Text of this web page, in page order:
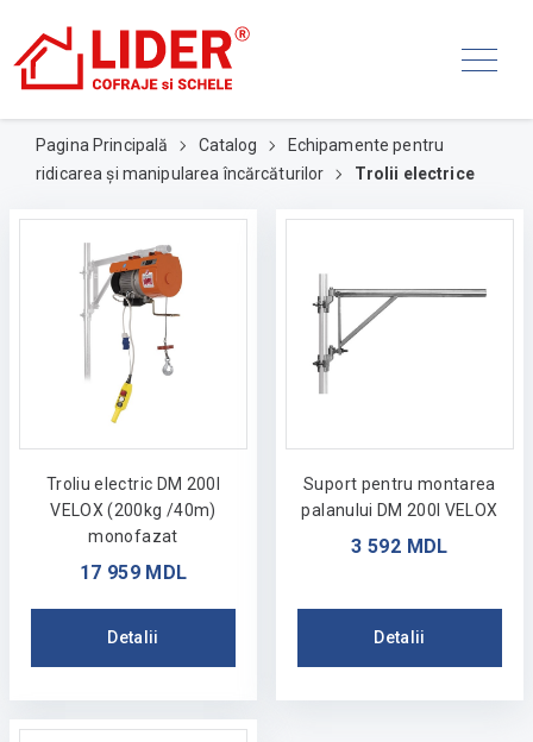
Pagina Principală Catalog
Echipamente pentru
ridicarea și manipularea încărcăturilor
Trolii electrice
Troliu electric DM 200I
VELOX (200kg /40m)
monofazat
17 959 MDL
Detalii
Suport pentru montarea
palanului DM 200I VELOX
3 592 MDL
Detalii